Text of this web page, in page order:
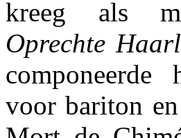
kreeg als
Oprechte
voor bariton